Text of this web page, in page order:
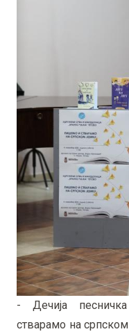
- Дечија
стварамо на српском